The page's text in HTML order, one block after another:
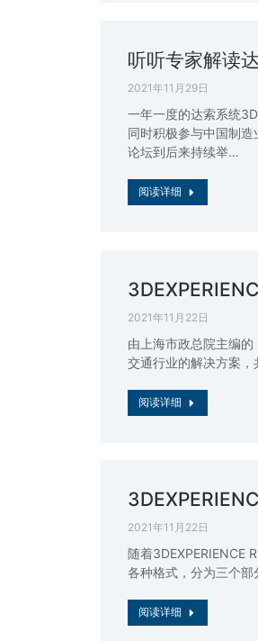
听听专家解读
2021年11月29日
一年一度的达索系统
同时积极参与中国制
论坛到后来持续举…
阅读详细
2021年11月22日
由上海市政总院主编
交通行业的解决方案
阅读详细
2021年11月22日
随着3DEXPERIENCE
各种格式，分为三个
阅读详细